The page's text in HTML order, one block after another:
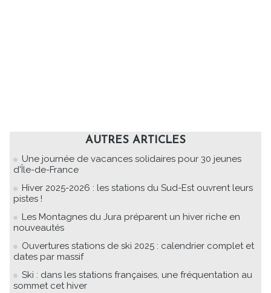
AUTRES ARTICLES
Une journée de vacances solidaires pour 30 jeunes
d'Île-de-France
Hiver 2025-2026 : les stations du Sud-Est ouvrent leurs
pistes !
Les Montagnes du Jura préparent un hiver riche en
nouveautés
Ouvertures stations de ski 2025 : calendrier complet et
dates par massif
Ski : dans les stations françaises, une fréquentation au
sommet cet hiver